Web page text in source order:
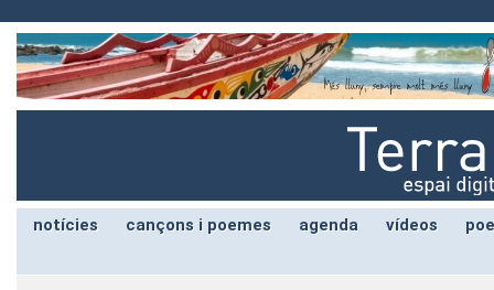
notícies cançons i poemes agenda vídeos